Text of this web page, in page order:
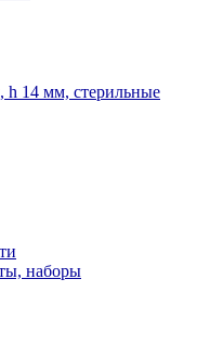
14 мм, стерильные
наборы